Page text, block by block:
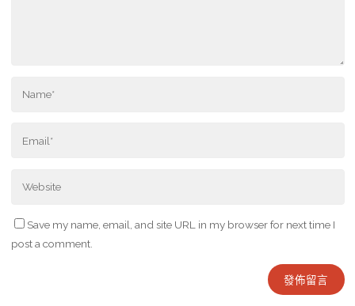
Save my name, email, and site URL in my browser for next time I
post a comment.